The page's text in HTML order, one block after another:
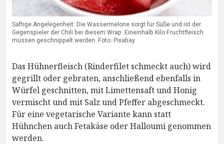
Saftige Angelegenheit: Die Wassermelone sorgt für Süße und ist der
Gegenspieler der Chili bei diesem Wrap. Eineinhalb Kilo Fruchtfleisch
müssen geschnippelt werden. Foto: Pixabay
Das Hühnerfleisch (Rinderfilet schmeckt auch) wird
gegrillt oder gebraten, anschließend ebenfalls in
Würfel geschnitten, mit Limettensaft und Honig
vermischt und mit Salz und Pfeffer abgeschmeckt.
Für eine vegetarische Variante kann statt
Hühnchen auch Fetakäse oder Halloumi genommen
werden.